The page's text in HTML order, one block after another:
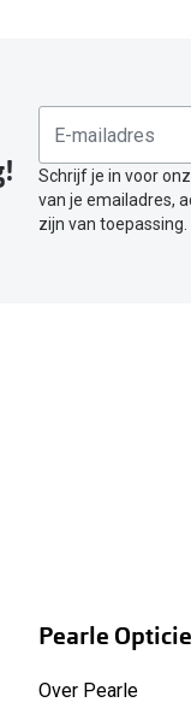
Schrijf je in voor
van je emailadres,
zijn van toepassing.
Pearle
Over Pearle